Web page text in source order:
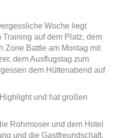
Woche liegt
auf dem Platz, dem
Zone Battle am Montag mit
dem Ausflugstag zum
dem Hüttenabend auf
und hat großen
Rohrmoser und dem Hotel
und die Gastfreundschaft.